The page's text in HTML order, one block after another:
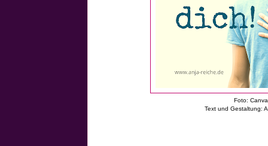
Foto: Canva
Text und Gestaltung: